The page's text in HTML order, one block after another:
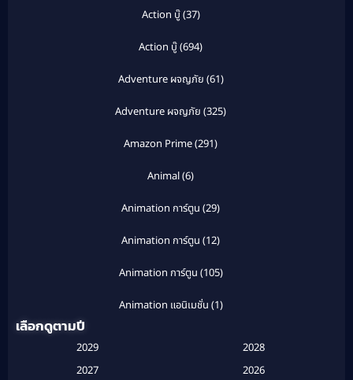
Action บู๊(37)
Action บู๊(694)
Adventure ผจญภัย (61)
Adventure ผจญภัย (325)
Amazon Prime(291)
Animal(6)
Animation การ์ตูน (29)
Animation การ์ตูน (12)
Animation การ์ตูน (105)
Animation แอนิเมชั่น (1)
เลือกดูตามปี
2029
2028
2027
2026